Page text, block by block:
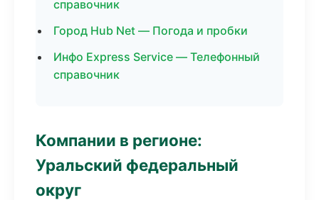
справочник
Город Hub Net — Погода и пробки
Инфо Express Service — Телефонный
справочник
Компании в регионе:
Уральский федеральный
округ